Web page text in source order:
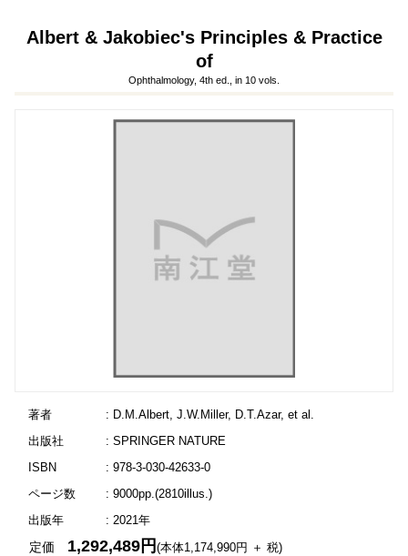
Albert & Jakobiec's Principles & Practice
of
Ophthalmology, 4th ed., in 10 vols.
著者
: D.M.Albert, J.W.Miller, D.T.Azar, et al.
出版社
: SPRINGER NATURE
ISBN
: 978-3-030-42633-0
ページ数
: 9000pp.(2810illus.)
出版年
: 2021年
定価 1,292,489円(本体1,174,990円 ＋ 税)